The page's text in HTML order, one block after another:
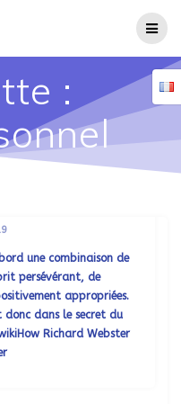
:
une combinaison de
persévérant, de
appropriées.
donc dans le secret du
Richard Webster